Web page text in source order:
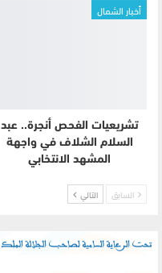
أخبار الشمال
تشريعيات الفحص أنجرة.. عبد
السلام الشلاف في واجهة
المشهد الانتخابي
السابق التالي